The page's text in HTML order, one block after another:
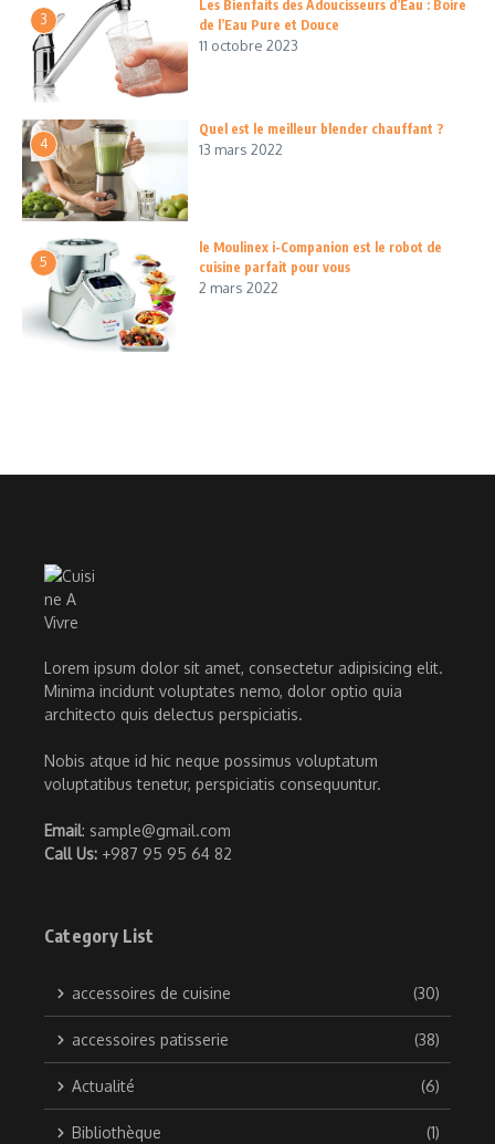
3
Les Bienfaits des Adoucisseurs d’Eau : Boire
de l’Eau Pure et Douce
11 octobre 2023
4
Quel est le meilleur blender chauffant ?
13 mars 2022
5
le Moulinex i-Companion est le robot de
cuisine parfait pour vous
2 mars 2022
Lorem ipsum dolor sit amet, consectetur adipisicing elit.
Minima incidunt voluptates nemo, dolor optio quia
architecto quis delectus perspiciatis.
Nobis atque id hic neque possimus voluptatum
voluptatibus tenetur, perspiciatis consequuntur.
Email: sample@gmail.com
Call Us: +987 95 95 64 82
Category List
accessoires de cuisine (30)
accessoires patisserie (38)
Actualité (6)
Bibliothèque (1)